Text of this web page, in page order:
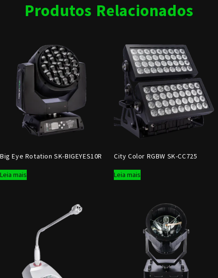
Produtos Relacionados
Big Eye Rotation SK-BIGEYES10R
Leia mais
City Color RGBW SK-CC725
Leia mais